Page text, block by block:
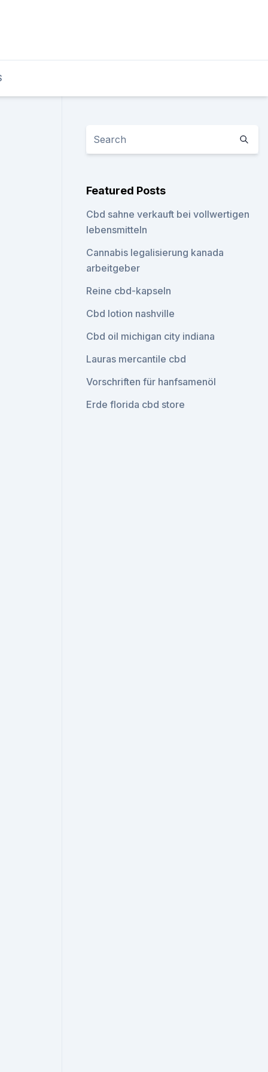
Featured Posts
Cbd sahne verkauft bei vollwertigen
lebensmitteln
Cannabis legalisierung kanada
arbeitgeber
Reine cbd-kapseln
Cbd lotion nashville
Cbd oil michigan city indiana
Lauras mercantile cbd
Vorschriften für hanfsamenöl
Erde florida cbd store